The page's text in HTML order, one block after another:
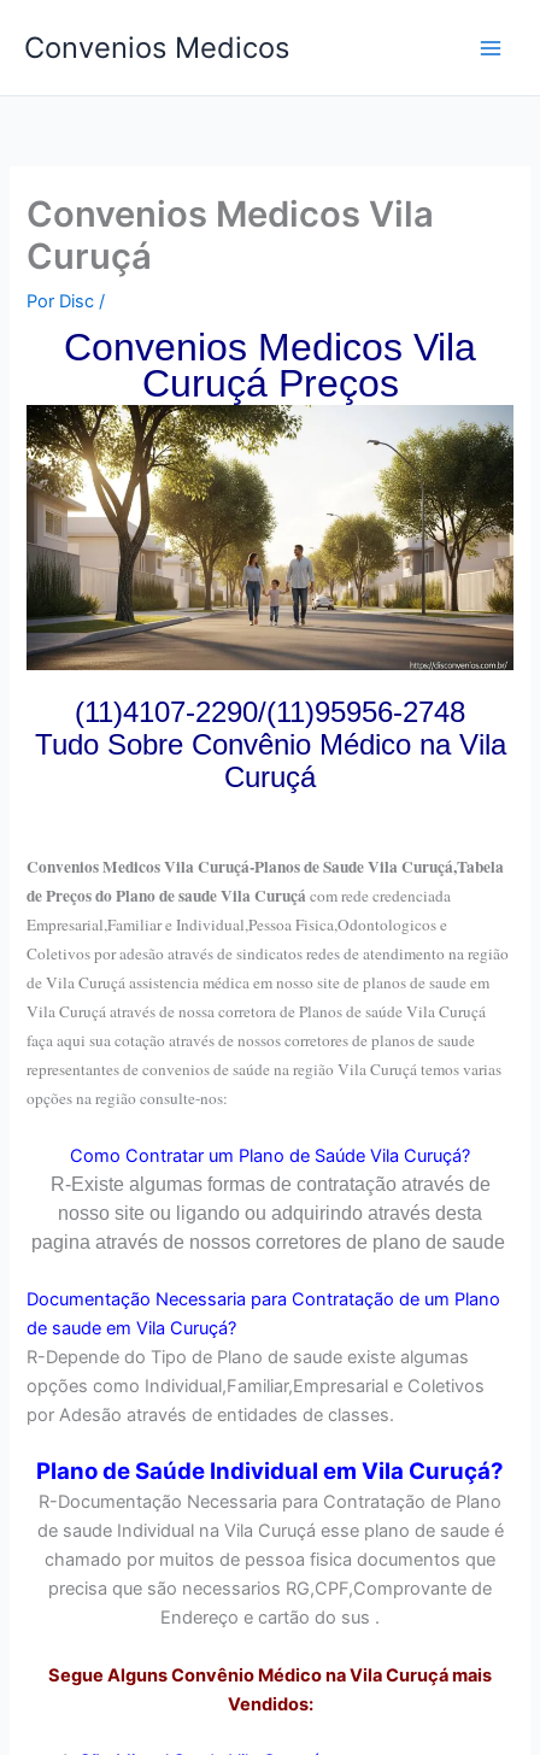
para
conteúdo
Convenios Medicos
Convenios Medicos Vila
Curuçá
Por Disc/
Convenios Medicos Vila
Curuçá Preços
(11)4107-2290/(11)95956-2748
Tudo Sobre Convênio Médico na Vila
Curuçá
Convenios Medicos Vila Curuçá-Planos de Saude Vila Curuçá,Tabela
de Preços do Plano de saude Vila Curuçá com rede credenciada
Empresarial,Familiar e Individual,Pessoa Fisica,Odontologicos e
Coletivos por adesão através de sindicatos redes de atendimento na região
de Vila Curuçá assistencia médica em nosso site de planos de saude em
Vila Curuçá através de nossa corretora de Planos de saúde Vila Curuçá
faça aqui sua cotação através de nossos corretores de planos de saude
representantes de convenios de saúde na região Vila Curuçá temos varias
opções na região consulte-nos:
Como Contratar um Plano de Saúde Vila Curuçá?
R-Existe algumas formas de contratação através de
nosso site ou ligando ou adquirindo através desta
pagina através de nossos corretores de plano de saude
Documentação Necessaria para Contratação de um Plano
de saude em Vila Curuçá?
R-Depende do Tipo de Plano de saude existe algumas
opções como Individual,Familiar,Empresarial e Coletivos
por Adesão através de entidades de classes.
Plano de Saúde Individual em Vila Curuçá?
R-Documentação Necessaria para Contratação de Plano
de saude Individual na Vila Curuçá esse plano de saude é
chamado por muitos de pessoa fisica documentos que
precisa que são necessarios RG,CPF,Comprovante de
Endereço e cartão do sus .
Segue Alguns Convênio Médico na Vila Curuçá mais
Vendidos: